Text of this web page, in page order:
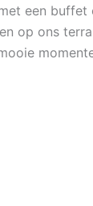
een
op ons